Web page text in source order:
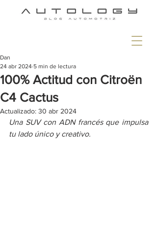
100% Actitud con Citroën
C4 Cactus
Dan
24 abr 2024 5 min de lectura
Actualizado: 30 abr 2024
Una SUV con ADN francés que impulsa
tu lado único y creativo.